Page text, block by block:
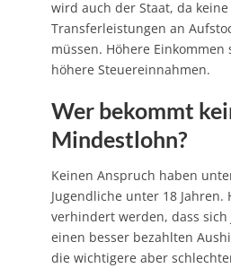
wird auch der Staat, da
Transferleistungen an
müssen. Höhere
höhere Steuereinnahmen.
Wer bekommt
Mindestlohn?
Keinen Anspruch haben
Jugendliche unter 18 Jahren.
verhindert werden, dass
einen besser bezahlten
die wichtigere aber